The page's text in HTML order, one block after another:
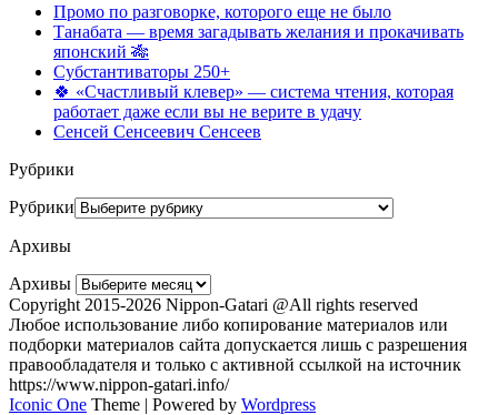
Промо по разговорке, которого еще не было
Танабата — время загадывать желания и прокачивать
японский 🎋
Субстантиваторы 250+
🍀 «Счастливый клевер» — система чтения, которая
работает даже если вы не верите в удачу
Сенсей Сенсеевич Сенсеев
Рубрики
Рубрики
Архивы
Архивы
Copyright 2015-2026 Nippon-Gatari @All rights reserved
Любое использование либо копирование материалов или
подборки материалов сайта допускается лишь с разрешения
правообладателя и только с активной ссылкой на источник
https://www.nippon-gatari.info/
Iconic One Theme | Powered by Wordpress